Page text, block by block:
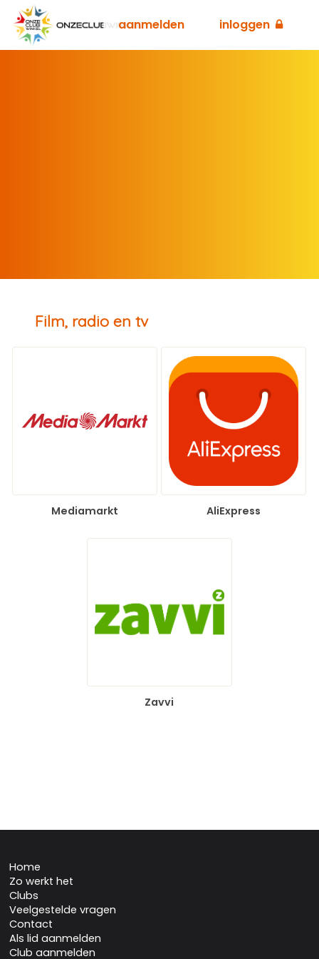
inloggen
aanmelden
Film, radio en tv
Mediamarkt AliExpress
Zavvi
Home
Zo werkt het
Clubs
Veelgestelde vragen
Contact
Als lid aanmelden
Club aanmelden